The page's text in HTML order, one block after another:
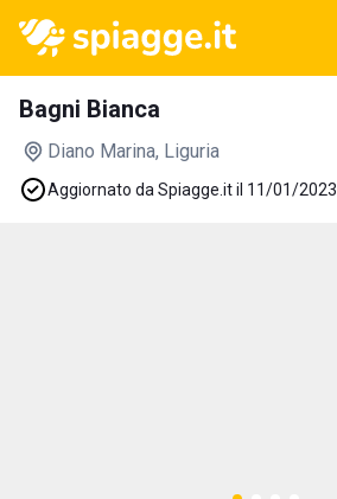
Bagni Bianca
Diano Marina, Liguria
Aggiornato da Spiagge.it il 11/01/2023